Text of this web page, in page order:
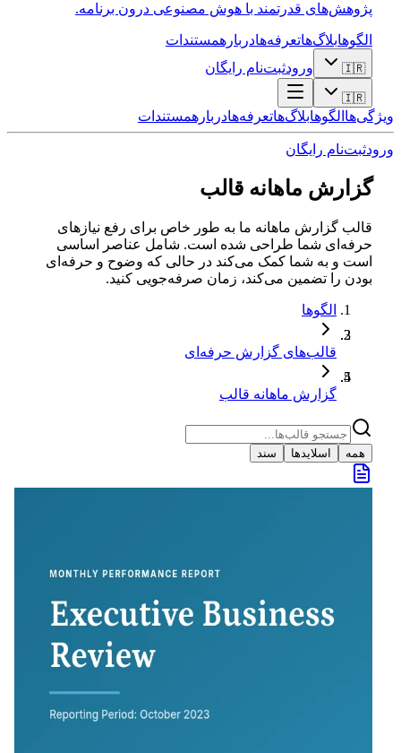
پژوهش‌های قدرتمند با هوش مصنوعی درون برنامه.
الگوهابلاگ‌هاتعرفه‌هادربارهمستندات
🇮🇷 ورودثبت‌نام رایگان
🇮🇷
ویژگی‌ها الگوهابلاگ‌هاتعرفه‌هادربارهمستندات
ورودثبت‌نام رایگان
گزارش ماهانه قالب
قالب گزارش ماهانه ما به طور خاص برای رفع نیازهای
حرفه‌ای شما طراحی شده است. شامل عناصر اساسی
است و به شما کمک می‌کند در حالی که وضوح و حرفه‌ای
بودن را تضمین می‌کند، زمان صرفه‌جویی کنید.
الگوها
قالب‌های گزارش حرفه‌ای
گزارش ماهانه قالب
همه اسلایدها سند